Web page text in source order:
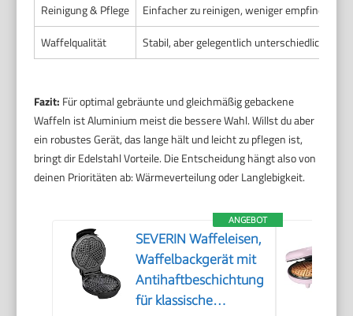
Reinigung & Pflege
Einfacher zu reinigen, weniger empfindlich
Waffelqualität
Stabil, aber gelegentlich unterschiedliche
Fazit: Für optimal gebräunte und gleichmäßig gebackene
Waffeln ist Aluminium meist die bessere Wahl. Willst du aber
ein robustes Gerät, das lange hält und leicht zu pflegen ist,
bringt dir Edelstahl Vorteile. Die Entscheidung hängt also von
deinen Prioritäten ab: Wärmeverteilung oder Langlebigkeit.
ANGEBOT
SEVERIN Waffeleisen,
Waffelbackgerät mit
Antihaftbeschichtung
für klassische